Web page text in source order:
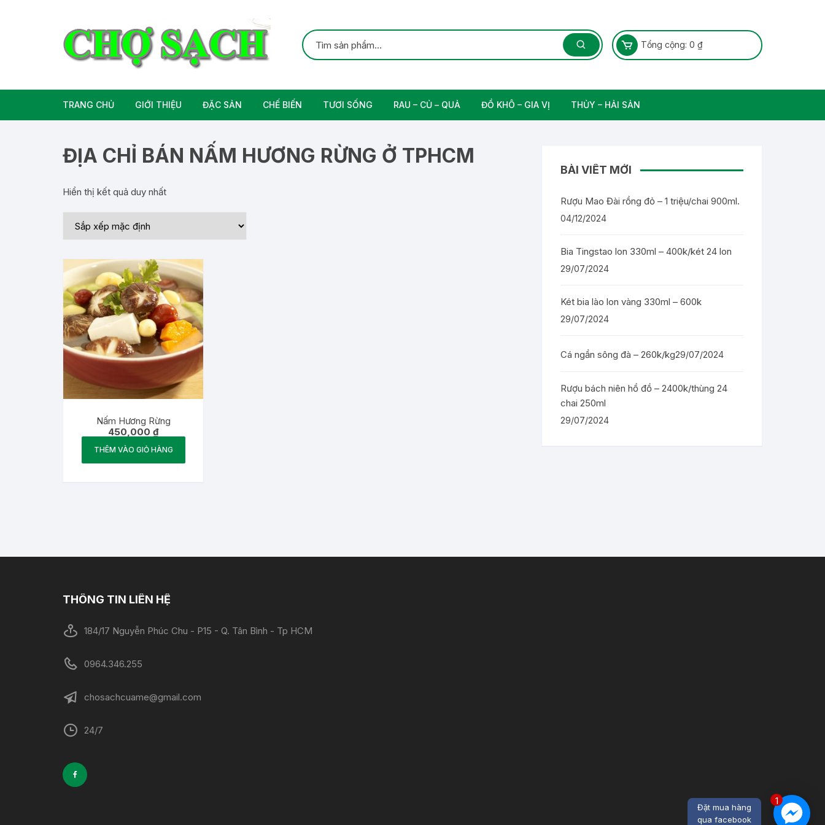
1
Đặt mua hàng
qua facebook
Tổng cộng: 0 ₫
TRANG CHỦ GIỚI THIỆU ĐẶC SẢN
Đặc Sản Miền Trung
Rượu bia đặc sản
CHẾ BIẾN TƯƠI SỐNG
Thịt bò tươi sạch
RAU – CỦ – QUẢ ĐỒ KHÔ – GIA VỊ THỦY – HẢI SẢN
ĐỊA CHỈ BÁN NẤM HƯƠNG RỪNG Ở TPHCM
Hiển thị kết quả duy nhất
Nấm Hương Rừng
450,000 ₫
THÊM VÀO GIỎ HÀNG
BÀI VIẾT MỚI
Rượu Mao Đài rồng đỏ – 1 triệu/chai 900ml.
04/12/2024
Bia Tingstao lon 330ml – 400k/két 24 lon
29/07/2024
Két bia lào lon vàng 330ml – 600k
29/07/2024
Cá ngần sông đà – 260k/kg29/07/2024
Rượu bách niên hồ đồ – 2400k/thùng 24
chai 250ml
29/07/2024
THÔNG TIN LIÊN HỆ
184/17 Nguyễn Phúc Chu - P15 - Q. Tân Bình - Tp HCM
0964.346.255
chosachcuame@gmail.com
24/7